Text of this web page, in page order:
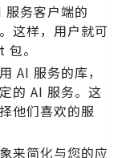
服务客户端的
这样，用户就可
。
AI 服务的库，
的 AI 服务。这
他们喜欢的服
来简化与您的应